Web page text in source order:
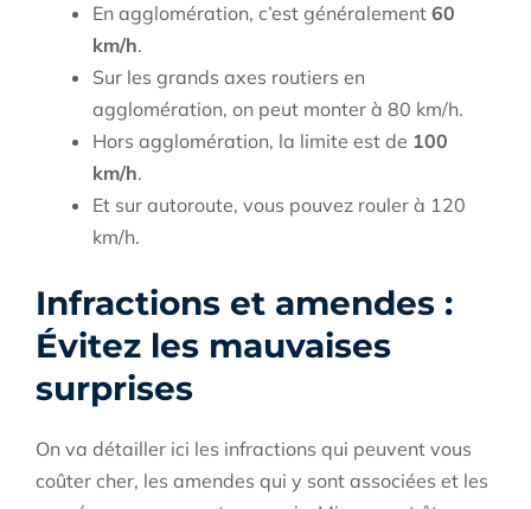
En agglomération, c’est généralement 60
km/h.
Sur les grands axes routiers en
agglomération, on peut monter à 80 km/h.
Hors agglomération, la limite est de 100
km/h.
Et sur autoroute, vous pouvez rouler à 120
km/h.
Infractions et amendes :
Évitez les mauvaises
surprises
On va détailler ici les infractions qui peuvent vous
coûter cher, les amendes qui y sont associées et les